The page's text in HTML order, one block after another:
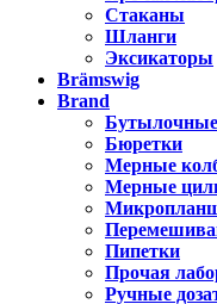
Стаканы
Шланги
Эксикаторы
Brämswig
Brand
Бюретки
Мерные
Мерные
Пипетки
Прочая
Ручные